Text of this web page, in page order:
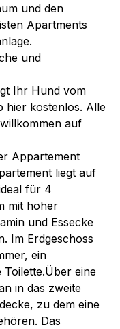
und den
Apartments
und
Ihr Hund vom
hier kostenlos. Alle
auf
Appartement
liegt auf
für 4
mit hoher
und Essecke
Im Erdgeschoss
ein
Toilette.Über eine
in das zweite
zu dem eine
Das